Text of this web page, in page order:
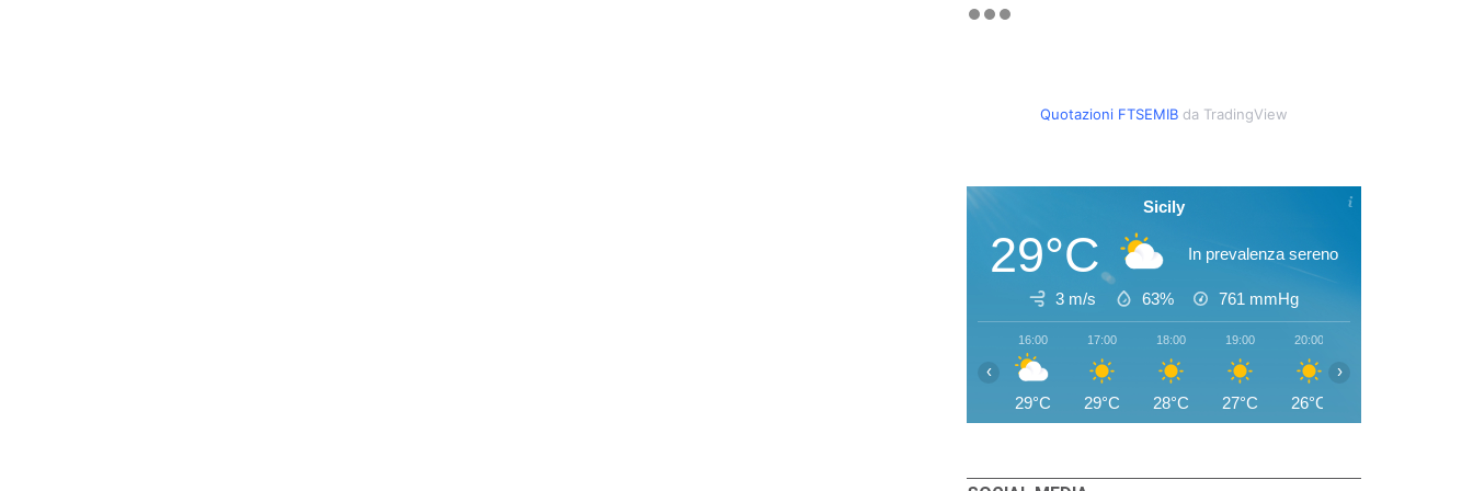
Quotazioni FTSEMIB da TradingView
Sicily
29°C In prevalenza sereno
3 m/s 63% 761 mmHg
16:00
29°C
17:00
29°C
18:00
28°C
19:00
27°C
20:00
26°C
‹ ›